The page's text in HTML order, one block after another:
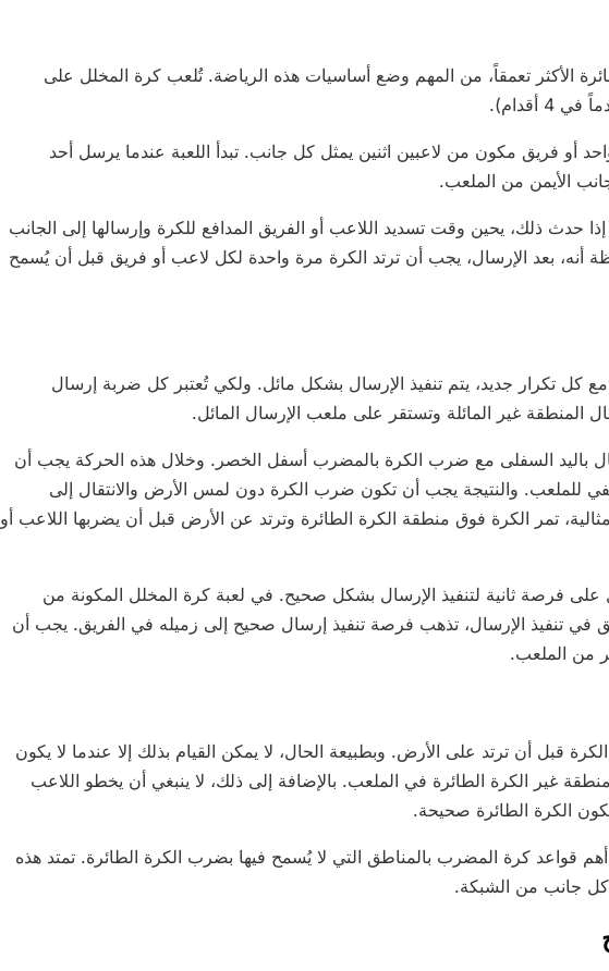
الأكثر تعمقاً، من المهم وضع أساسيات هذه الرياضة. تُلعب كرة المخلل على
أو فريق مكون من لاعبين اثنين يمثل كل جانب. تبدأ اللعبة عندما يرسل أحد
الأيمن من الملعب.
حدث ذلك، يحين وقت تسديد اللاعب أو الفريق المدافع للكرة وإرسالها إلى الجانب
أنه، بعد الإرسال، يجب أن ترتد الكرة مرة واحدة لكل لاعب أو فريق قبل أن يُسمح
مع كل تكرار جديد، يتم تنفيذ الإرسال بشكل مائل. ولكي تُعتبر كل ضربة إرسال
غير المائلة وتستقر على ملعب الإرسال المائل.
باليد السفلى مع ضرب الكرة بالمضرب أسفل الخصر. وخلال هذه الحركة يجب أن
للملعب. والنتيجة يجب أن تكون ضرب الكرة دون لمس الأرض والانتقال إلى
تمر الكرة فوق منطقة الكرة الطائرة وترتد عن الأرض قبل أن يضربها اللاعب أو
فرصة ثانية لتنفيذ الإرسال بشكل صحيح. في لعبة كرة المخلل المكونة من
في تنفيذ الإرسال، تذهب فرصة تنفيذ إرسال صحيح إلى زميله في الفريق. يجب أن
من الملعب.
قبل أن ترتد على الأرض. وبطبيعة الحال، لا يمكن القيام بذلك إلا عندما لا يكون
غير الكرة الطائرة في الملعب. بالإضافة إلى ذلك، لا ينبغي أن يخطو اللاعب
الكرة الطائرة صحيحة.
قواعد كرة المضرب بالمناطق التي لا يُسمح فيها بضرب الكرة الطائرة. تمتد هذه
جانب من الشبكة.